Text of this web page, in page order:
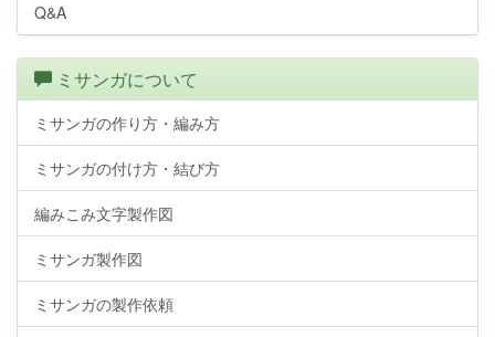
Q&A
ミサンガについて
ミサンガの作り方・編み方
ミサンガの付け方・結び方
編みこみ文字製作図
ミサンガ製作図
ミサンガの製作依頼